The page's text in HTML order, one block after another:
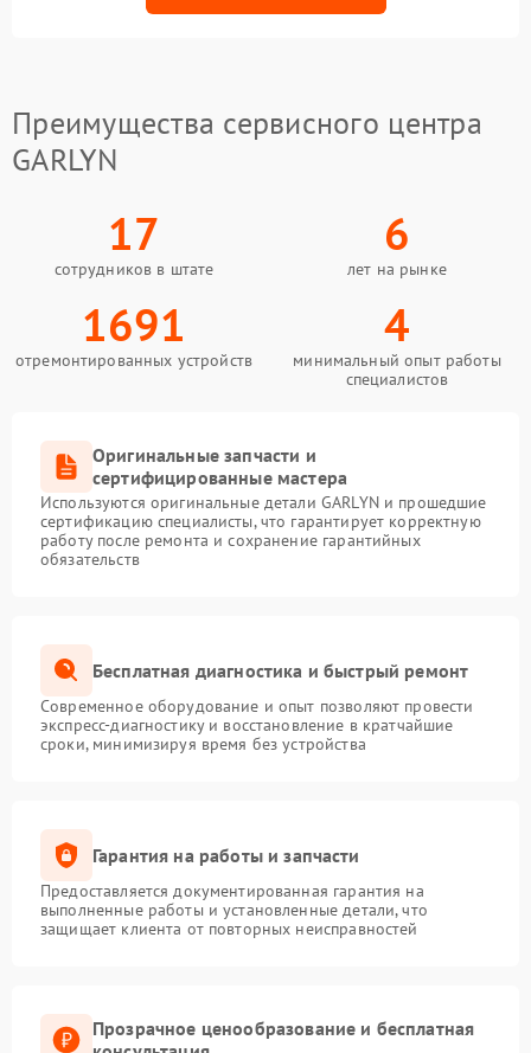
Преимущества сервисного центра
GARLYN
17
сотрудников в штате
6
лет на рынке
1691
отремонтированных устройств
4
минимальный опыт работы
специалистов
Оригинальные запчасти и
сертифицированные мастера
Используются оригинальные детали GARLYN и прошедшие
сертификацию специалисты, что гарантирует корректную
работу после ремонта и сохранение гарантийных
обязательств
Бесплатная диагностика и быстрый ремонт
Современное оборудование и опыт позволяют провести
экспресс-диагностику и восстановление в кратчайшие
сроки, минимизируя время без устройства
Гарантия на работы и запчасти
Предоставляется документированная гарантия на
выполненные работы и установленные детали, что
защищает клиента от повторных неисправностей
Прозрачное ценообразование и бесплатная